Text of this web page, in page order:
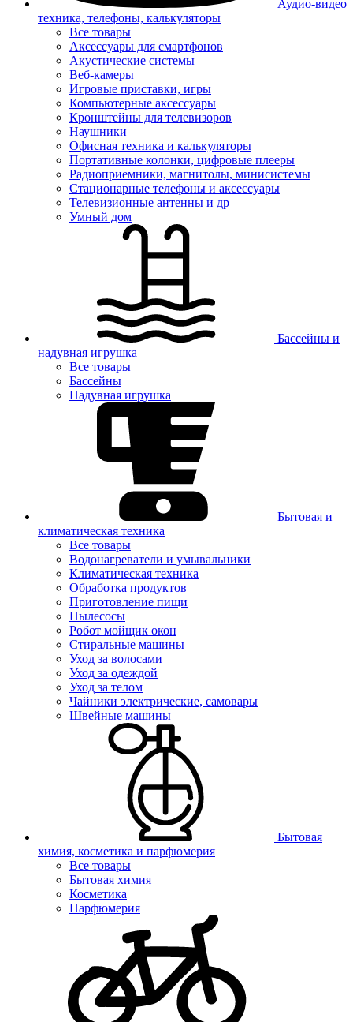
Аудио-видео
техника, телефоны, калькуляторы
Все товары
Аксессуары для смартфонов
Акустические системы
Веб-камеры
Игровые приставки, игры
Компьютерные аксессуары
Кронштейны для телевизоров
Наушники
Офисная техника и калькуляторы
Портативные колонки, цифровые плееры
Радиоприемники, магнитолы, минисистемы
Стационарные телефоны и аксессуары
Телевизионные антенны и др
Умный дом
Бассейны и
надувная игрушка
Все товары
Бассейны
Надувная игрушка
Бытовая и
климатическая техника
Все товары
Водонагреватели и умывальники
Климатическая техника
Обработка продуктов
Приготовление пищи
Пылесосы
Робот мойщик окон
Стиральные машины
Уход за волосами
Уход за одеждой
Уход за телом
Чайники электрические, самовары
Швейные машины
Бытовая
химия, косметика и парфюмерия
Все товары
Бытовая химия
Косметика
Парфюмерия